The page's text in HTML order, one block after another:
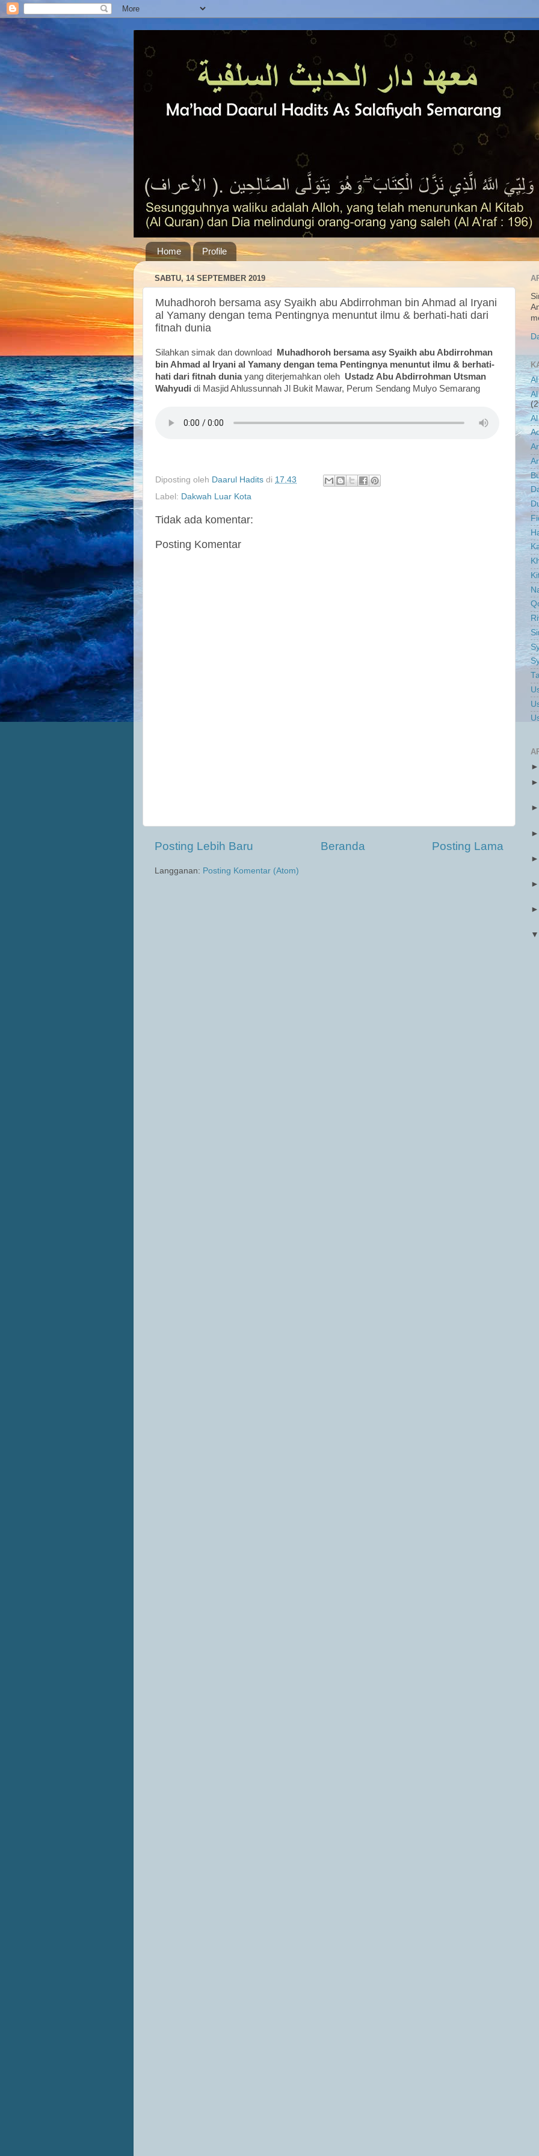
Home Profile
SABTU, 14 SEPTEMBER 2019
Muhadhoroh bersama asy Syaikh abu Abdirrohman bin Ahmad al Iryani
al Yamany dengan tema Pentingnya menuntut ilmu & berhati-hati dari
fitnah dunia
Silahkan simak dan download
Muhadhoroh bersama asy Syaikh abu Abdirrohman
bin Ahmad al Iryani al Yamany dengan tema Pentingnya menuntut ilmu & berhati-
hati dari fitnah duniayang diterjemahkan oleh Ustadz Abu Abdirrohman Utsman
Wahyudi di Masjid Ahlussunnah Jl Bukit Mawar, Perum Sendang Mulyo Semarang
Diposting oleh Daarul Hadits di 17.43
Label: Dakwah Luar Kota
Tidak ada komentar:
Posting Komentar
Posting Lebih Baru Posting Lama
Beranda
Langganan: Posting Komentar (Atom)
►
►
►
►
►
►
►
▼